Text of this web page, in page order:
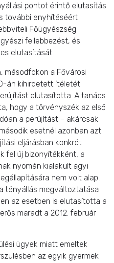
pontot érintő elutasítás
további enyhítéséért
Főügyészség
fellebbezést, és
elutasítását.
másodfokon a Fővárosi
án kihirdetett ítéletét
elutasította. A tanács
hogy a törvényszék az első
a perújítást – akárcsak
esetnél azonban azt
eljárásban konkrét
fel új bizonyítékként, a
nyomán kialakult agyi
nem volt alap.
tényállás megváltoztatása
az esetben is elutasította a
maradt a 2012. február
ügyek miatt emeltek
az egyik gyermek